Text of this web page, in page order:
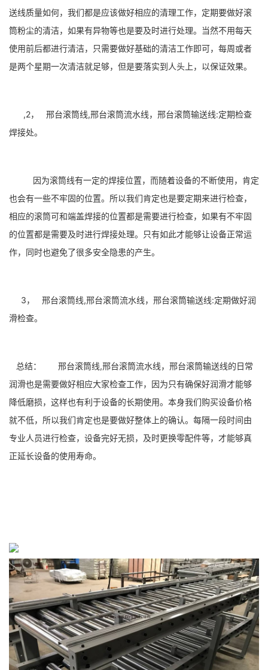
送线质量如何，我们都是应该做好相应的清理工作，定期要做好滚
筒粉尘的清洁，如果有异物等也是要及时进行处理。当然不用每天
使用前后都进行清洁，只需要做好基础的清洁工作即可，每周或者
是两个星期一次清洁就足够，但是要落实到人头上，以保证效果。
,2， 邢台滚筒线,邢台滚筒流水线，邢台滚筒输送线:定期检查
焊接处。
因为滚筒线有一定的焊接位置，而随着设备的不断使用，肯定
也会有一些不牢固的位置。所以我们肯定也是要定期来进行检查，
相应的滚筒可和端盖焊接的位置都是需要进行检查，如果有不牢固
的位置都是需要及时进行焊接处理。只有如此才能够让设备正常运
作，同时也避免了很多安全隐患的产生。
3， 邢台滚筒线,邢台滚筒流水线，邢台滚筒输送线:定期做好润
滑检查。
总结： 邢台滚筒线,邢台滚筒流水线，邢台滚筒输送线的日常
润滑也是需要做好相应大家检查工作，因为只有确保好润滑才能够
降低磨损，这样也有利于设备的长期使用。本身我们购买设备价格
就不低，所以我们肯定也是要做好整体上的确认。每隔一段时间由
专业人员进行检查，设备完好无损，及时更换零配件等，才能够真
正延长设备的使用寿命。